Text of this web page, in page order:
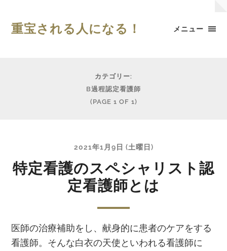
メニュー
重宝される人になる！
カテゴリー:
B過程認定看護師
(PAGE 1 OF 1)
2021年1月9日 (土曜日)
特定看護のスペシャリスト認
定看護師とは
医師の治療補助をし、献身的に患者のケアをする
看護師。そんな白衣の天使といわれる看護師に